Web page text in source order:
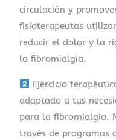
circulación y
fisioterapeutas
reducir el dolor y la
la fibromialgia.
Ejercicio
adaptado a tus
para la fibromialgia.
través de programas